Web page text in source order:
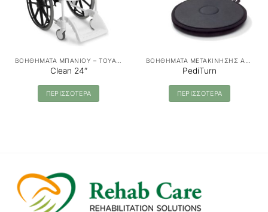
Clean 24″
ΠΕΡΙΣΣΟΤΕΡΑ
PediTurn
ΠΕΡΙΣΣΟΤΕΡΑ